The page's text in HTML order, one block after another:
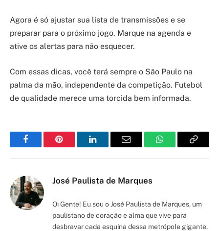
Agora é só ajustar sua lista de transmissões e se
preparar para o próximo jogo. Marque na agenda e
ative os alertas para não esquecer.
Com essas dicas, você terá sempre o São Paulo na
palma da mão, independente da competição. Futebol
de qualidade merece uma torcida bem informada.
FacebookPinterest LinkedInEmail WhatsAppCopy
José Paulista de Marques
Oi Gente! Eu sou o José Paulista de Marques, um
paulistano de coração e alma que vive para
desbravar cada esquina dessa metrópole gigante,